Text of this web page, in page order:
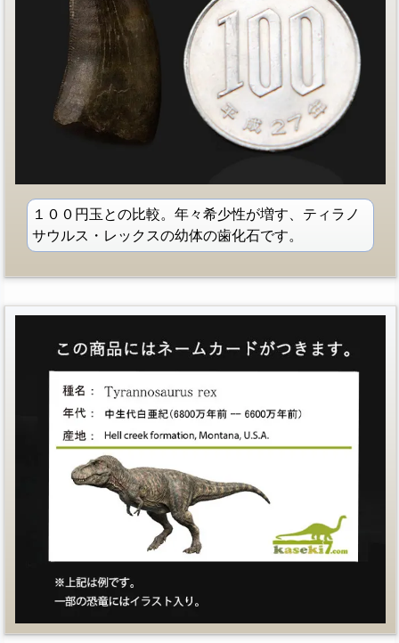
１００円玉との比較。年々希少性が増す、ティラノ
サウルス・レックスの幼体の歯化石です。